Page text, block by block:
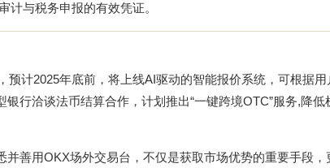
计与税务申报的有效凭证。
计2025年底前，将上线AI驱动的智能报价系统，可根据
行洽谈法币结算合作，计划推出“一键跨境OTC”服务,降
善用OKX场外交易台，不仅是获取市场优势的重要手段